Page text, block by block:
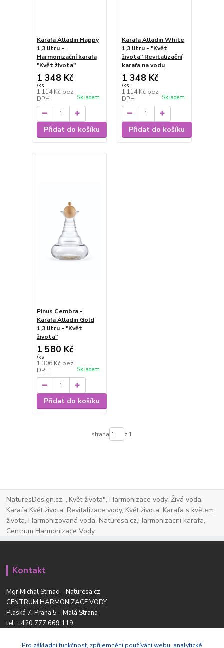
Karafa Alladin Happy
1,3 litru -
Harmonizační karafa
"Květ života"
1 348 Kč
/ks
1 114 Kč bez
DPH
Skladem
Přidat do košíku
Karafa Alladin White
1,3 litru - "Květ
života" Revitalizační
karafa na vodu
1 348 Kč
/ks
1 114 Kč bez
DPH
Skladem
Přidat do košíku
Pinus Cembra -
Karafa Alladin Gold
1,3 litru - "Květ
života"
1 580 Kč
/ks
1 306 Kč bez
DPH
Skladem
Přidat do košíku
strana z 1
NaturesDesign.cz, ,,Květ života", Harmonizace vody, Živá voda,
Karafa Květ života, Revitalizace vody, Květ života, Karafa s květem
života, Harmonizovaná voda, Naturesa.cz,Harmonizacni karafa,
Centrum Harmonizace Vody
Kontakt
Mgr.Michal Strnad - Naturesa.cz
CENTRUM HARMONIZACE VODY
Plaská 7, Praha 5 - Malá Strana
tel: +420 777 669 119
naturesa@email.cz
Pro základní funkčnost, zpříjemnění používání webu, analytické